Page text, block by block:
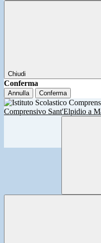
Chiudi
Conferma
Annulla Conferma
Comprensivo Sant'Elpidio a